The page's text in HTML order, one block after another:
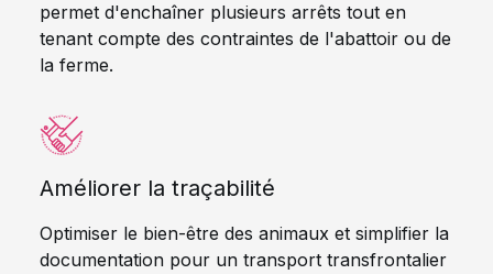
permet d'enchaîner plusieurs arrêts tout en
tenant compte des contraintes de l'abattoir ou de
la ferme.
Améliorer la traçabilité
Optimiser le bien-être des animaux et simplifier la
documentation pour un transport transfrontalier